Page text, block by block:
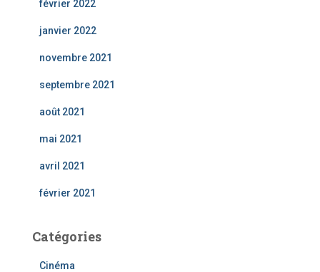
février 2022
janvier 2022
novembre 2021
septembre 2021
août 2021
mai 2021
avril 2021
février 2021
Catégories
Cinéma